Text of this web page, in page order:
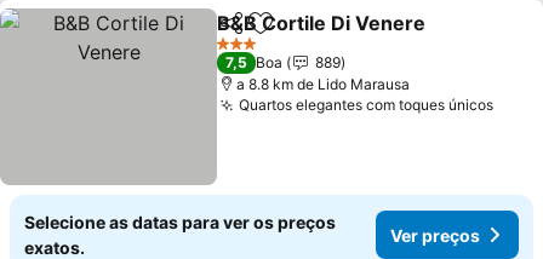
PartilharAdicionar aos favoritos
B&B Cortile Di Venere
3 Estrelas
7,5 Boa
889
a 8.8 km de Lido Marausa
Quartos elegantes com toques únicosVer
Selecione as datas para ver os preços
exatos.
Ver preços